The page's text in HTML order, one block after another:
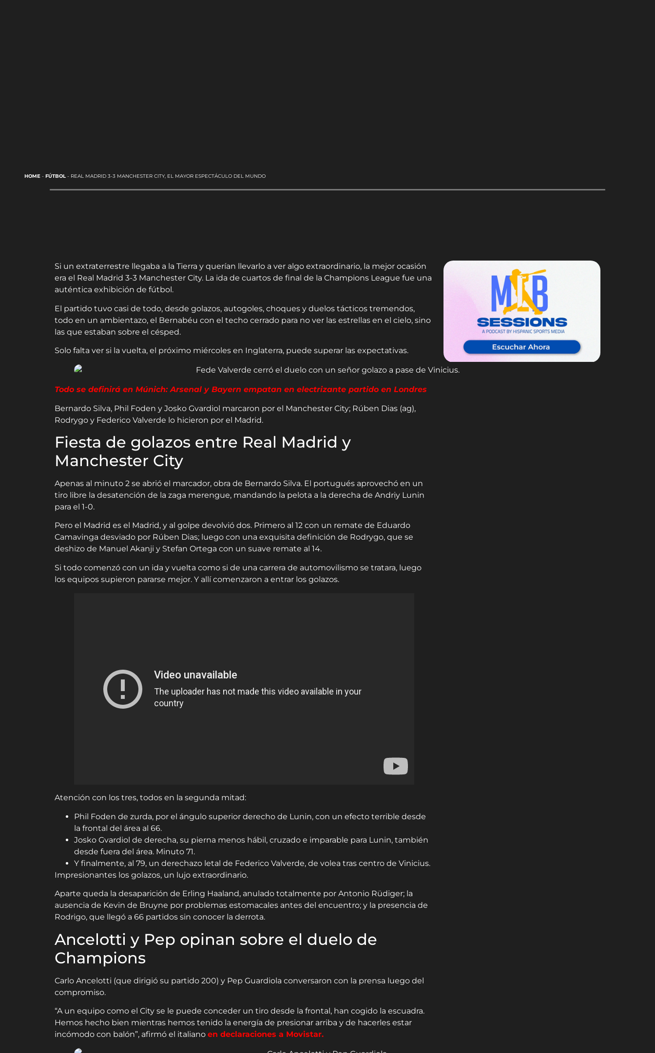
HOME- FÚTBOL- REAL MADRID 3-3 MANCHESTER CITY, EL MAYOR ESPECTÁCULO DEL MUNDO
Si un extraterrestre llegaba a la Tierra y querían llevarlo a ver algo extraordinario, la mejor ocasión
era el Real Madrid 3-3 Manchester City. La ida de cuartos de final de la Champions League fue una
auténtica exhibición de fútbol.
El partido tuvo casi de todo, desde golazos, autogoles, choques y duelos tácticos tremendos,
todo en un ambientazo, el Bernabéu con el techo cerrado para no ver las estrellas en el cielo, sino
las que estaban sobre el césped.
Solo falta ver si la vuelta, el próximo miércoles en Inglaterra, puede superar las expectativas.
Todo se definirá en Múnich: Arsenal y Bayern empatan en electrizante partido en Londres
Bernardo Silva, Phil Foden y Josko Gvardiol marcaron por el Manchester City; Rúben Dias (ag),
Rodrygo y Federico Valverde lo hicieron por el Madrid.
Fiesta de golazos entre Real Madrid y
Manchester City
Apenas al minuto 2 se abrió el marcador, obra de Bernardo Silva. El portugués aprovechó en un
tiro libre la desatención de la zaga merengue, mandando la pelota a la derecha de Andriy Lunin
para el 1-0.
Pero el Madrid es el Madrid, y al golpe devolvió dos. Primero al 12 con un remate de Eduardo
Camavinga desviado por Rúben Dias; luego con una exquisita definición de Rodrygo, que se
deshizo de Manuel Akanji y Stefan Ortega con un suave remate al 14.
Si todo comenzó con un ida y vuelta como si de una carrera de automovilismo se tratara, luego
los equipos supieron pararse mejor. Y allí comenzaron a entrar los golazos.
Atención con los tres, todos en la segunda mitad:
Phil Foden de zurda, por el ángulo superior derecho de Lunin, con un efecto terrible desde
la frontal del área al 66.
Josko Gvardiol de derecha, su pierna menos hábil, cruzado e imparable para Lunin, también
desde fuera del área. Minuto 71.
Y finalmente, al 79, un derechazo letal de Federico Valverde, de volea tras centro de Vinicius.
Impresionantes los golazos, un lujo extraordinario.
Aparte queda la desaparición de Erling Haaland, anulado totalmente por Antonio Rüdiger; la
ausencia de Kevin de Bruyne por problemas estomacales antes del encuentro; y la presencia de
Rodrigo, que llegó a 66 partidos sin conocer la derrota.
Ancelotti y Pep opinan sobre el duelo de
Champions
Carlo Ancelotti (que dirigió su partido 200) y Pep Guardiola conversaron con la prensa luego del
compromiso.
“A un equipo como el City se le puede conceder un tiro desde la frontal, han cogido la escuadra.
Hemos hecho bien mientras hemos tenido la energía de presionar arriba y de hacerles estar
incómodo con balón”, afirmó el italiano en declaraciones a Movistar.